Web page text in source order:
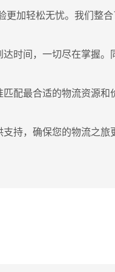
加轻松无忧。我们整
时间，一切尽在掌握。
配最合适的物流资源
持，确保您的物流之旅